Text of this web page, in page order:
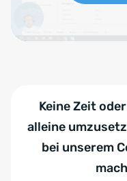
Keine Zeit
alleine
bei unserem